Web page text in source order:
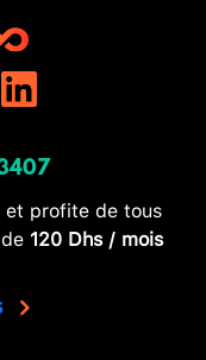
profite de tous
120 Dhs / mois